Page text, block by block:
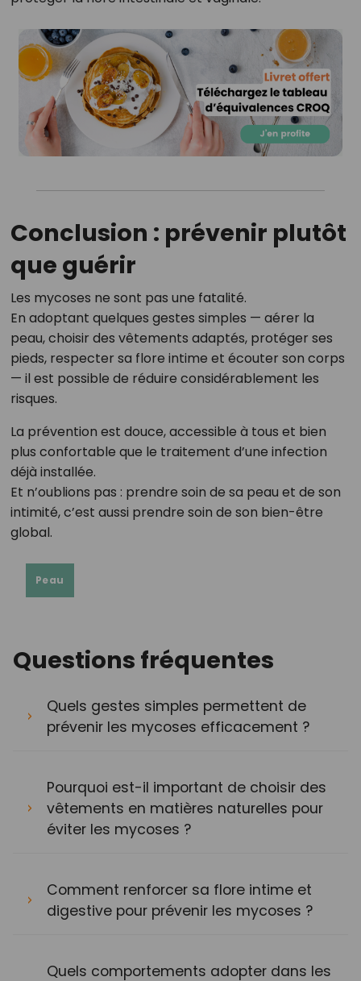
Conclusion : prévenir plutôt
que guérir
Les mycoses ne sont pas une fatalité.
En adoptant quelques gestes simples — aérer la
peau, choisir des vêtements adaptés, protéger ses
pieds, respecter sa flore intime et écouter son corps
— il est possible de réduire considérablement les
risques.
La prévention est douce, accessible à tous et bien
plus confortable que le traitement d’une infection
déjà installée.
Et n’oublions pas : prendre soin de sa peau et de son
intimité, c’est aussi prendre soin de son bien-être
global.
Peau
Questions fréquentes
Quels gestes simples permettent de
prévenir les mycoses efficacement ?
Pourquoi est-il important de choisir des
vêtements en matières naturelles pour
éviter les mycoses ?
Comment renforcer sa flore intime et
digestive pour prévenir les mycoses ?
Quels comportements adopter dans les